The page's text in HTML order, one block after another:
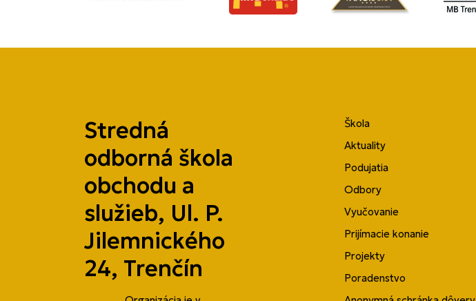
Stredná
odborná škola
obchodu a
služieb, Ul. P.
Jilemnického
24, Trenčín
Škola
Aktuality
Podujatia
Odbory
Vyučovanie
Prijímacie konanie
Projekty
Poradenstvo